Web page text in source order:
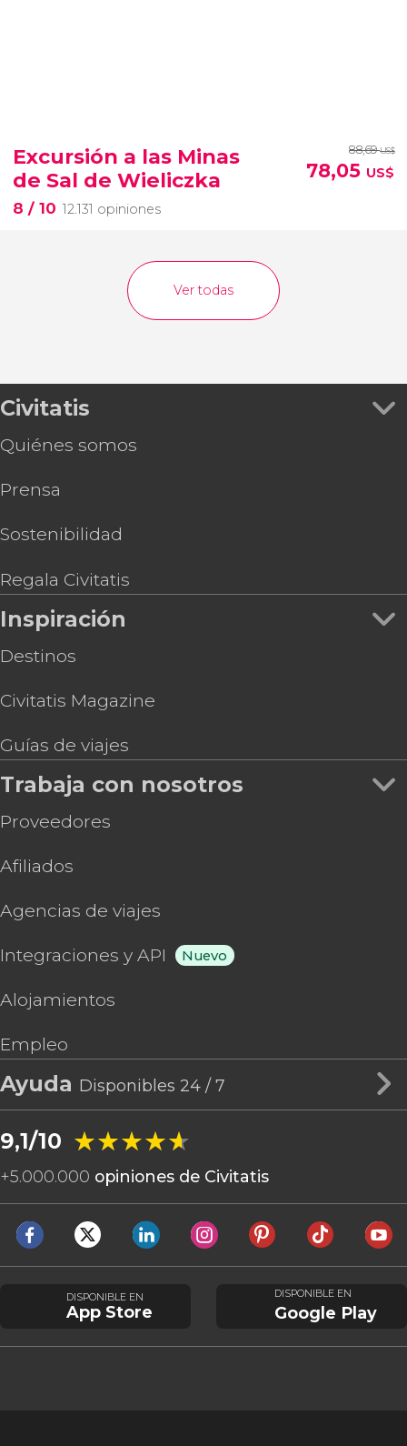
Excursión a las Minas
de Sal de Wieliczka
8 / 10 12.131 opiniones
88,69US$
78,05 US$
Ver todas
Civitatis
Quiénes somos
Prensa
Sostenibilidad
Regala Civitatis
Inspiración
Destinos
Civitatis Magazine
Guías de viajes
Trabaja con nosotros
Proveedores
Afiliados
Agencias de viajes
Integraciones y API Nuevo
Alojamientos
Empleo
Ayuda Disponibles 24 / 7
9,1/10 ★★★★★
★★★★★
+5.000.000 opiniones de Civitatis
DISPONIBLE EN
App Store
DISPONIBLE EN
Google Play